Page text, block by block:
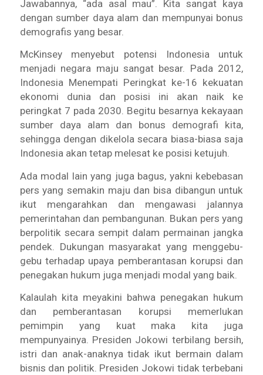
Jawabannya, “ada asal mau”. Kita sangat kaya
dengan sumber daya alam dan mempunyai bonus
demografis yang besar.
McKinsey menyebut potensi Indonesia untuk
menjadi negara maju sangat besar. Pada 2012,
Indonesia Menempati Peringkat ke-16 kekuatan
ekonomi dunia dan posisi ini akan naik ke
peringkat 7 pada 2030. Begitu besarnya kekayaan
sumber daya alam dan bonus demografi kita,
sehingga dengan dikelola secara biasa-biasa saja
Indonesia akan tetap melesat ke posisi ketujuh.
Ada modal lain yang juga bagus, yakni kebebasan
pers yang semakin maju dan bisa dibangun untuk
ikut mengarahkan dan mengawasi jalannya
pemerintahan dan pembangunan. Bukan pers yang
berpolitik secara sempit dalam permainan jangka
pendek. Dukungan masyarakat yang menggebu-
gebu terhadap upaya pemberantasan korupsi dan
penegakan hukum juga menjadi modal yang baik.
Kalaulah kita meyakini bahwa penegakan hukum
dan pemberantasan korupsi memerlukan
pemimpin yang kuat maka kita juga
mempunyainya. Presiden Jokowi terbilang bersih,
istri dan anak-anaknya tidak ikut bermain dalam
bisnis dan politik. Presiden Jokowi tidak terbebani